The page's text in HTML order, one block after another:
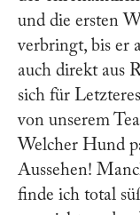
und die ersten
verbringt, bis er
auch direkt aus
sich für
von unserem
Welcher Hund
Aussehen!
finde ich total